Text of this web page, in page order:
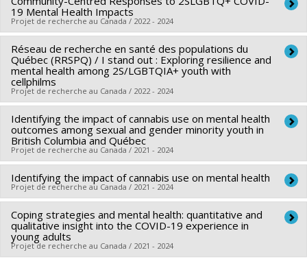
Québec - Santé (FRSQ)
Programmes de subvention :PVXXXXXX-Réseaux
thématiques de recherche
Co-chercheurs : Olivier Ferlatte
Sources de financement :IRSC/Instituts de recherche en
santé du Canada
Programmes de subvention :PVXXXXXX-Subvention de
formation
19 Mental Health Impacts
Projet de recherche au Canada / 2022 - 2024
Co-chercheurs : Olivier Ferlatte
Sources de financement :Agence de santé publique du
Canada
Programmes de subvention :
Réseau de recherche en santé des populations du
Québec (RRSPQ) / I stand out : Exploring resilience and
mental health among 2S/LGBTQIA+ youth with
cellphilms
Projet de recherche au Canada / 2022 - 2024
Chercheur principal : France Gagnon
Co-chercheurs : Olivier Ferlatte
Sources de financement :FRQS/Fonds de recherche du
Québec - Santé (FRSQ)
Programmes de subvention :PVXXXXXX-Réseaux
thématiques de recherche
Identifying the impact of cannabis use on mental health
outcomes among sexual and gender minority youth in
British Columbia and Québec
Projet de recherche au Canada / 2021 - 2024
Chercheur principal : Rodney Knight,Olivier Ferlatte
Sources de financement :IRSC/Instituts de recherche en
santé du Canada
Programmes de subvention :PVXXXXXX-(PJT) Subvention
Projet
Identifying the impact of cannabis use on mental health
Projet de recherche au Canada / 2021 - 2024
Chercheur principal : Rod Knight
Co-chercheurs : Olivier Ferlatte
Sources de financement :IRSC/Instituts de recherche en
Coping strategies and mental health: quantitative and
qualitative insight into the COVID-19 experience in
young adults
Projet de recherche au Canada / 2021 - 2024